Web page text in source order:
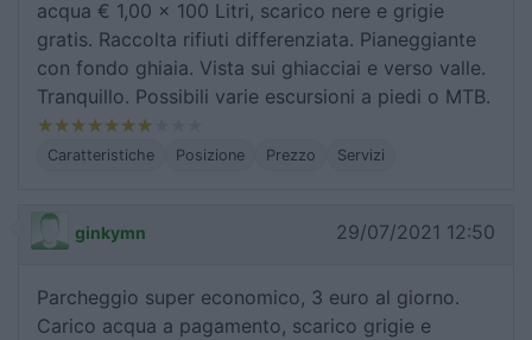
acqua € 1,00 x 100 Litri, scarico nere e grigie
gratis. Raccolta rifiuti differenziata. Pianeggiante
con fondo ghiaia. Vista sui ghiacciai e verso valle.
Tranquillo. Possibili varie escursioni a piedi o MTB.
Caratteristiche Posizione Prezzo Servizi
ginkymn 29/07/2021 12:50
Parcheggio super economico, 3 euro al giorno.
Carico acqua a pagamento, scarico grigie e